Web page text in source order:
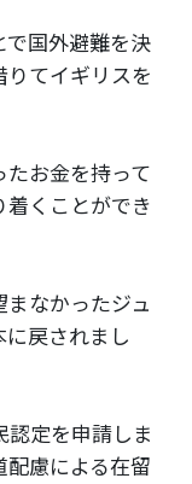
国外避難を決
てイギリスを
お金を持って
くことができ
なかったジュ
戻されまし
定を申請しま
慮による在留